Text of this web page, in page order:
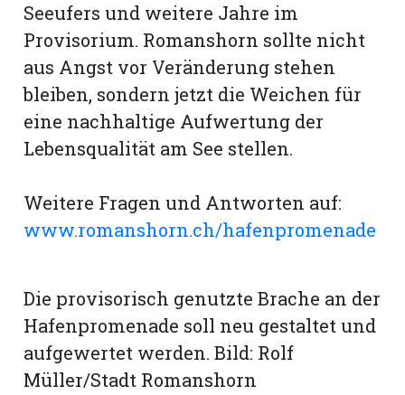
Seeufers und weitere Jahre im
Provisorium. Romanshorn sollte nicht
aus Angst vor Veränderung stehen
bleiben, sondern jetzt die Weichen für
eine nachhaltige Aufwertung der
Lebensqualität am See stellen.
Weitere Fragen und Antworten auf:
www.romanshorn.ch/hafenpromenade
Die provisorisch genutzte Brache an der
Hafenpromenade soll neu gestaltet und
aufgewertet werden. Bild: Rolf
Müller/Stadt Romanshorn